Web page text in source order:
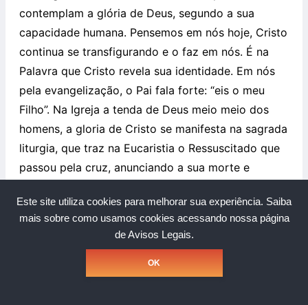
Este site utiliza cookies para melhorar sua experiência. Saiba
mais sobre como usamos cookies acessando nossa página
de Avisos Legais.
OK
contemplam a glória de Deus, segundo a sua
capacidade humana. Pensemos em nós hoje, Cristo
continua se transfigurando e o faz em nós. É na
Palavra que Cristo revela sua identidade. Em nós
pela evangelização, o Pai fala forte: “eis o meu
Filho”. Na Igreja a tenda de Deus meio meio dos
homens, a gloria de Cristo se manifesta na sagrada
liturgia, que traz na Eucaristia o Ressuscitado que
passou pela cruz, anunciando a sua morte e
Por Vinícius C. Ribeiro – Missionário da
Comunidade Católica Shalom
________________________________________